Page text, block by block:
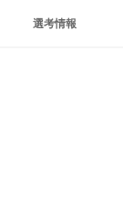
選考情報